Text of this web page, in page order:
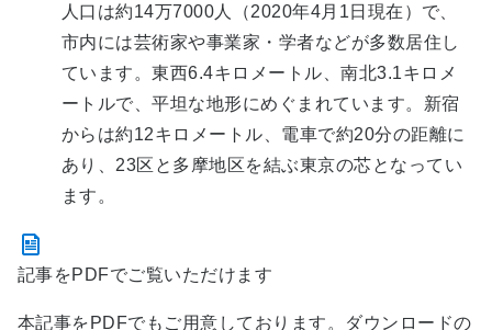
人口は約14万7000人（2020年4月1日現在）で、
市内には芸術家や事業家・学者などが多数居住し
ています。東西6.4キロメートル、南北3.1キロメ
ートルで、平坦な地形にめぐまれています。新宿
からは約12キロメートル、電車で約20分の距離に
あり、23区と多摩地区を結ぶ東京の芯となってい
ます。
記事をPDFでご覧いただけます
本記事をPDFでもご用意しております。ダウンロードの